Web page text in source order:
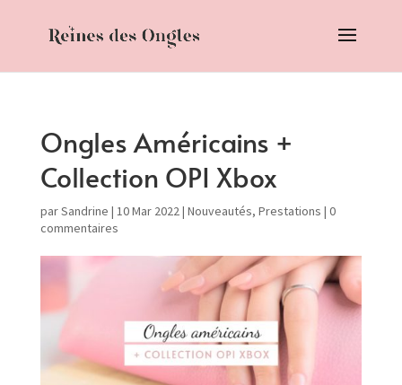
Ongles Américains +
Collection OPI Xbox
parSandrine | 10 Mar 2022| Nouveautés, Prestations | 0
commentaires